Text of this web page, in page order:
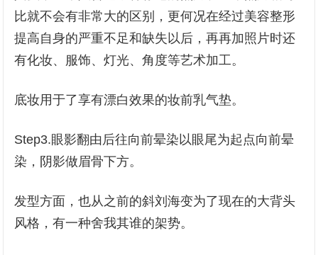
比就不会有非常大的区别，更何况在经过美容整形
提高自身的严重不足和缺失以后，再再加照片时还
有化妆、服饰、灯光、角度等艺术加工。
底妆用于了享有漂白效果的妆前乳气垫。
Step3.眼影翻由后往向前晕染以眼尾为起点向前晕
染，阴影做眉骨下方。
发型方面，也从之前的斜刘海变为了现在的大背头
风格，有一种舍我其谁的架势。